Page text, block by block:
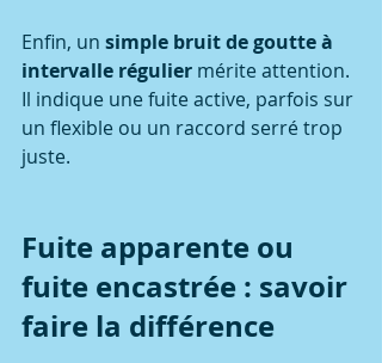
Enfin, un simple bruit de goutte à
intervalle régulier mérite attention.
Il indique une fuite active, parfois sur
un flexible ou un raccord serré trop
juste.
Fuite apparente ou
fuite encastrée : savoir
faire la différence